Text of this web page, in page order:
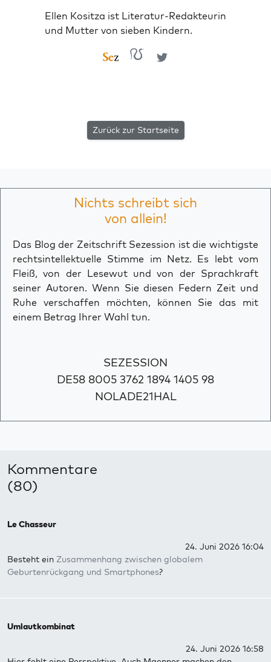
Ellen Kositza ist Literatur-Redakteurin
und Mutter von sieben Kindern.
Zurück zur Startseite
Nichts schreibt sich
von allein!
Das Blog der Zeitschrift Sezession ist die wichtigste
rechtsintellektuelle Stimme im Netz. Es lebt vom
Fleiß, von der Lesewut und von der Sprachkraft
seiner Autoren. Wenn Sie diesen Federn Zeit und
Ruhe verschaffen möchten, können Sie das mit
einem Betrag Ihrer Wahl tun.
SEZESSION
DE58 8005 3762 1894 1405 98
NOLADE21HAL
Kommentare
(80)
Le Chasseur
24. Juni 2026 16:04
Besteht ein Zusammenhang zwischen globalem
Geburtenrückgang und Smartphones?
Umlautkombinat
24. Juni 2026 16:58